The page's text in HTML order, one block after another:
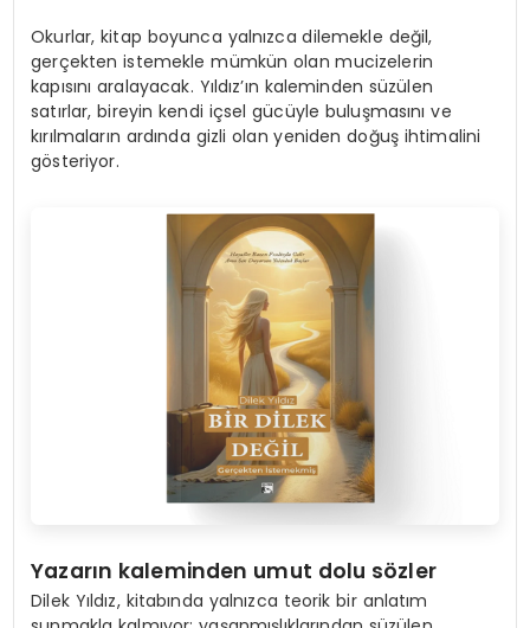
Okurlar, kitap boyunca yalnızca dilemekle değil,
gerçekten istemekle mümkün olan mucizelerin
kapısını aralayacak. Yıldız’ın kaleminden süzülen
satırlar, bireyin kendi içsel gücüyle buluşmasını ve
kırılmaların ardında gizli olan yeniden doğuş ihtimalini
gösteriyor.
Yazarın kaleminden umut dolu sözler
Dilek Yıldız, kitabında yalnızca teorik bir anlatım